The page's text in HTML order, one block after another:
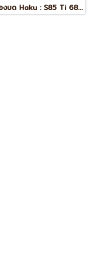
เครื่องบด Haku : S85 Ti 68mm (On Demand)